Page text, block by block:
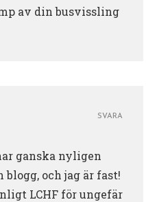
av din busvissling
ganska nyligen
och jag är fast!
LCHF för ungefär
SVARA